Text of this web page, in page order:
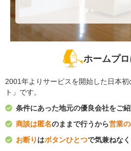
ホームプ
2001年よりサービスを開始した日本
ト」です。
条件にあった地元の優良会社をご
商談は匿名のままで行うから営業
お断り はボタンひとつで気兼ねなく